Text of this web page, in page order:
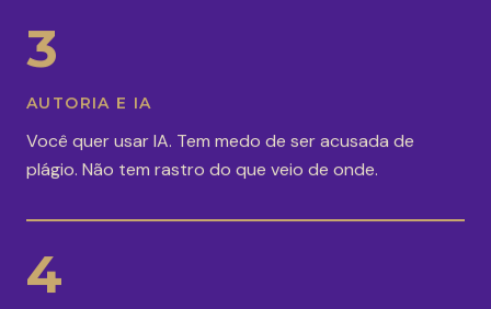
3
AUTORIA E IA
Você quer usar IA. Tem medo de ser acusada de
plágio. Não tem rastro do que veio de onde.
4